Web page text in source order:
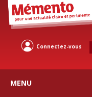
Connectez-vous
MENU